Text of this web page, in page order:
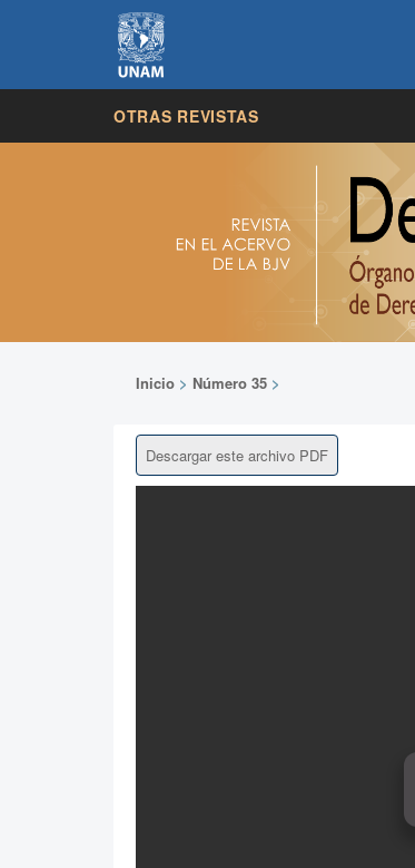
OTRAS REVISTAS
Inicio > Número 35 >
Descargar este archivo PDF